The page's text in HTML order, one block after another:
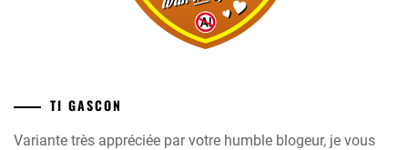
TI GASCON
Variante très appréciée par votre humble blogeur, je vous